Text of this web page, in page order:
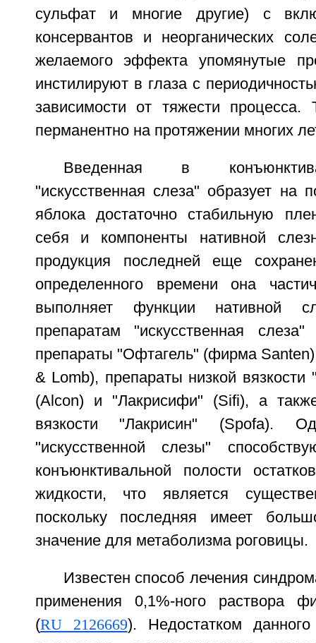
сульфат и многие другие) с
консервантов и неорганических
желаемого эффекта упомянутые
инстилируют в глаза с
зависимости от тяжести процесса.
перманентно на протяжении многих
Введенная в
"искусственная слеза" образует на
яблока достаточно стабильную
себя и компоненты нативной
продукция последней еще
определенного времени она
выполняет функции нативной
препаратам "искусственная
препараты "Офтагель" (фирма
& Lomb), препараты низкой вязкости
(Alcon) и "Лакрисифи" (Sifi), а
вязкости "Лакрисин" (Spofa).
"искусственной слезы"
конъюнктивальной полости
жидкости, что является
поскольку последняя имеет
значение для метаболизма роговицы.
Известен способ лечения
применения 0,1%-ного раствора
(RU 2126669). Недостатком